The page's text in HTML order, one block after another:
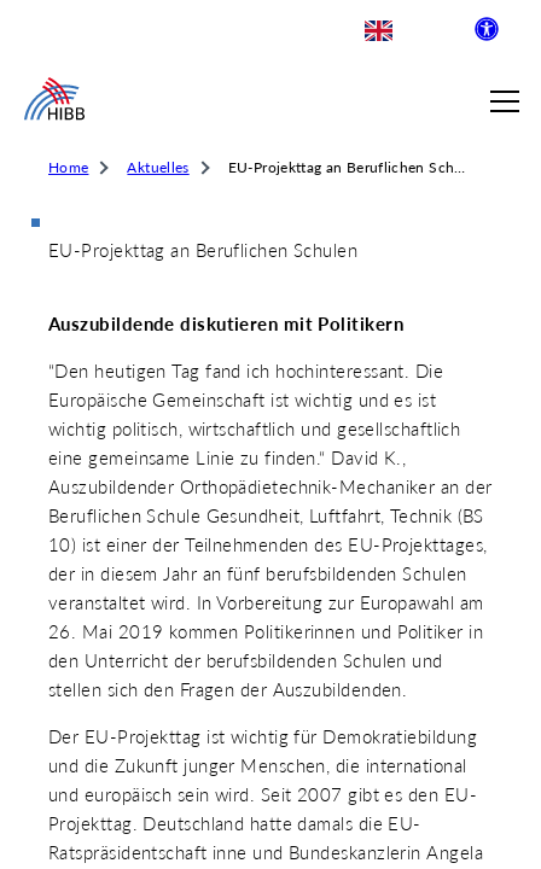
INSTITUT FÜR BERUFLICHE
SCHULEN
& ABSCHLÜSSE
& RECHT
PUBLIKATIONEN/TERMINE
Home Aktuelles EU-Projekttag an Beruflichen Schulen
EU-Projekttag an Beruflichen Schulen
Auszubildende diskutieren mit Politikern
“Den heutigen Tag fand ich hochinteressant. Die
Europäische Gemeinschaft ist wichtig und es ist
wichtig politisch, wirtschaftlich und gesellschaftlich
eine gemeinsame Linie zu finden.“ David K.,
Auszubildender Orthopädietechnik-Mechaniker an der
Beruflichen Schule Gesundheit, Luftfahrt, Technik (BS
10) ist einer der Teilnehmenden des EU-Projekttages,
der in diesem Jahr an fünf berufsbildenden Schulen
veranstaltet wird. In Vorbereitung zur Europawahl am
26. Mai 2019 kommen Politikerinnen und Politiker in
den Unterricht der berufsbildenden Schulen und
stellen sich den Fragen der Auszubildenden.
Der EU-Projekttag ist wichtig für Demokratiebildung
und die Zukunft junger Menschen, die international
und europäisch sein wird. Seit 2007 gibt es den EU-
Projekttag. Deutschland hatte damals die EU-
Ratspräsidentschaft inne und Bundeskanzlerin Angela